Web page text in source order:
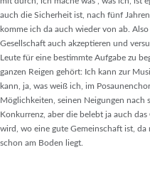
auch die Sicherheit ist, nach fünf
komme ich da auch wieder von ab.
Gesellschaft auch akzeptieren und
Leute für eine bestimmte Aufgabe zu
ganzen Reigen gehört: Ich kann zur
kann, ja, was weiß ich, im
Möglichkeiten, seinen Neigungen nach
Konkurrenz, aber die belebt ja auch
wird, wo eine gute Gemeinschaft ist,
schon am Boden liegt.